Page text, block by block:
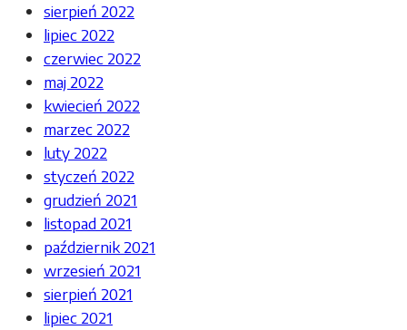
sierpień 2022
lipiec 2022
czerwiec 2022
maj 2022
kwiecień 2022
marzec 2022
luty 2022
styczeń 2022
grudzień 2021
listopad 2021
październik 2021
wrzesień 2021
sierpień 2021
lipiec 2021